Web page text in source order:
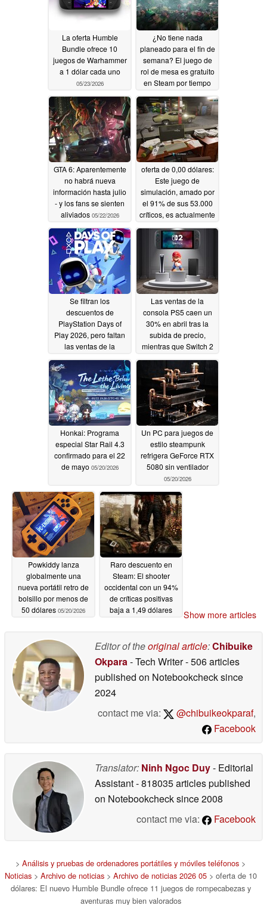
La oferta Humble
Bundle ofrece 10
juegos de Warhammer
a 1 dólar cada uno
05/23/2026
¿No tiene nada
planeado para el fin de
semana? El juego de
rol de mesa es gratuito
en Steam por tiempo
limitado05/22/2026
GTA 6: Aparentemente
no habrá nueva
información hasta julio
- y los fans se sienten
aliviados 05/22/2026
oferta de 0,00 dólares:
Este juego de
simulación, amado por
el 91% de sus 53.000
críticos, es actualmente
gratuito en Steam
05/22/2026
Se filtran los
descuentos de
PlayStation Days of
Play 2026, pero faltan
las ventas de la
consola PS505/20/2026
Las ventas de la
consola PS5 caen un
30% en abril tras la
subida de precio,
mientras que Switch 2
domina05/20/2026
Honkai: Programa
especial Star Rail 4.3
confirmado para el 22
de mayo 05/20/2026
Un PC para juegos de
estilo steampunk
refrigera GeForce RTX
5080 sin ventilador
05/20/2026
Powkiddy lanza
globalmente una
nueva portátil retro de
bolsillo por menos de
50 dólares 05/20/2026
Raro descuento en
Steam: El shooter
occidental con un 94%
de críticas positivas
baja a 1,49 dólares
Show more articles
Editor of theoriginal article:Chibuike
Okpara- Tech Writer- 506 articles
published on Notebookchecksince
2024
contact me via:
@chibuikeokparaf,
Facebook
Translator: Ninh Ngoc Duy- Editorial
Assistant- 818035 articles published
on Notebookchecksince 2008
contact me via:
Facebook
> Análisis y pruebas de ordenadores portátiles y móviles teléfonos >
Noticias> Archivo de noticias> Archivo de noticias 2026 05> oferta de 10
dólares: El nuevo Humble Bundle ofrece 11 juegos de rompecabezas y
aventuras muy bien valorados